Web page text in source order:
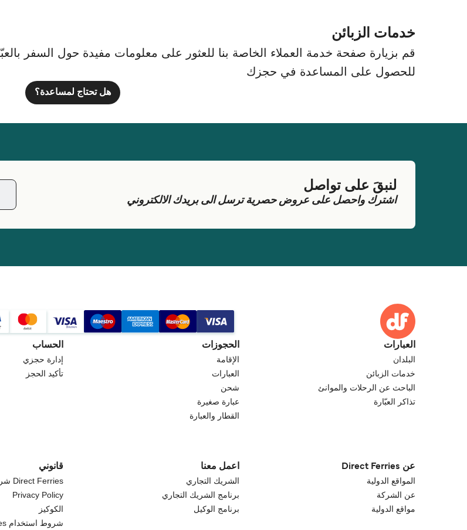
خدمات الزبائن
قم بزيارة صفحة خدمة العملاء الخاصة بنا للعثور على معلومات مفيدة حول السفر
للحصول على المساعدة في حجزك
هل تحتاج لمساعدة؟
لنبقَ على تواصل
اشترك واحصل على عروض حصرية ترسل الى بريدك الالكتروني
العبارات
البلدان
خدمات الزبائن
الباحث عن الرحلات والموانئ
تذاكر العبّارة
الحجوزات
الإقامة
العبارات
شحن
عبارة صغيرة
القطار والعبارة
الحساب
إدارة حجزي
تأكيد الحجز
عن Direct Ferries
المواقع الدولية
عن الشركة
مواقع الدولية
اعمل معنا
الشريك التجاري
برنامج الشريك التجاري
برنامج الوكيل
قانوني
Direct Ferries شروط الاستخدام
Privacy Policy
الكوكيز
شروط استخدام Direct Ferries